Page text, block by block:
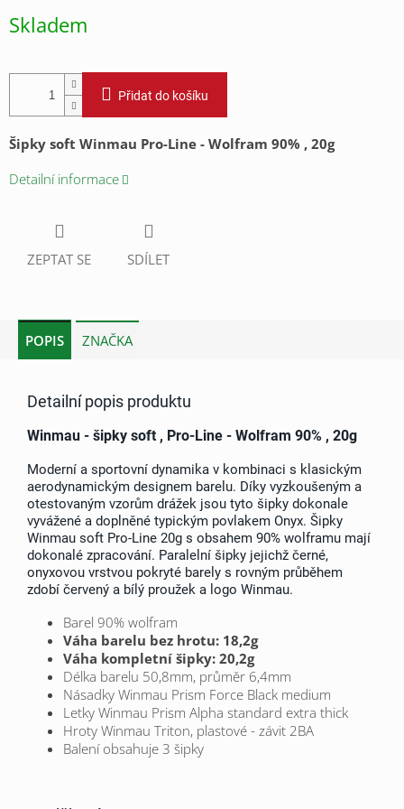
Skladem
Přidat do košíku
Šipky soft Winmau Pro-Line - Wolfram 90% , 20g
Detailní informace
ZEPTAT SE SDÍLET
POPIS ZNAČKA
Detailní popis produktu
Winmau - šipky soft , Pro-Line - Wolfram 90% , 20g
Moderní a sportovní dynamika v kombinaci s klasickým
aerodynamickým designem barelu. Díky vyzkoušeným a
otestovaným vzorům drážek jsou tyto šipky dokonale
vyvážené a doplněné typickým povlakem Onyx. Šipky
Winmau soft Pro-Line 20g s obsahem 90% wolframu mají
dokonalé zpracování. Paralelní šipky jejichž černé,
onyxovou vrstvou pokryté barely s rovným průběhem
zdobí červený a bílý proužek a logo Winmau.
Barel 90% wolfram
Váha barelu bez hrotu: 18,2g
Váha kompletní šipky: 20,2g
Délka barelu 50,8mm, průměr 6,4mm
Násadky Winmau Prism Force Black medium
Letky Winmau Prism Alpha standard extra thick
Hroty Winmau Triton, plastové - závit 2BA
Balení obsahuje 3 šipky